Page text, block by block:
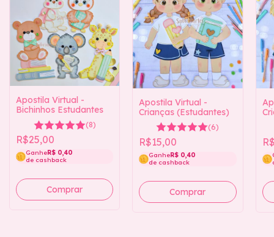
Apostila Virtual -
Bichinhos Estudantes
(8)
R$25,00
GanheR$ 0,40
de cashback
Apostila Virtual -
Crianças (Estudantes)
(6)
R$15,00
GanheR$ 0,40
de cashback